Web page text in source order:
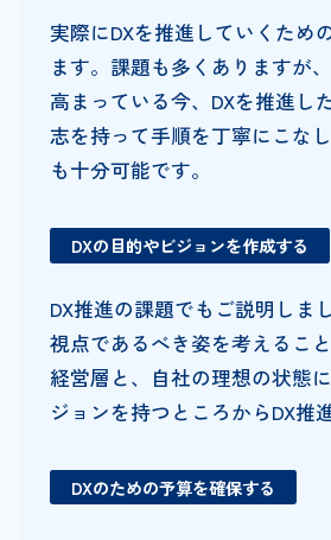
実際にDXを推進していくため
ます。課題も多くありますが
高まっている今、DXを推進し
志を持って手順を丁寧にこな
も十分可能です。
DXの目的やビジョンを作成する
DX推進の課題でもご説明しま
視点であるべき姿を考えること
経営層と、自社の理想の状態
ジョンを持つところからDX推
DXのための予算を確保する